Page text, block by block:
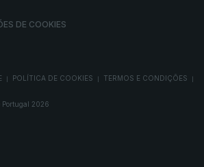
DE COOKIES
POLÍTICA DE COOKIES TERMOS E CONDIÇÕES
Portugal 2026